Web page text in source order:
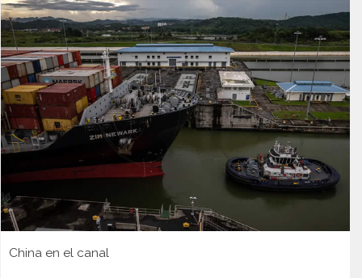
China en el canal